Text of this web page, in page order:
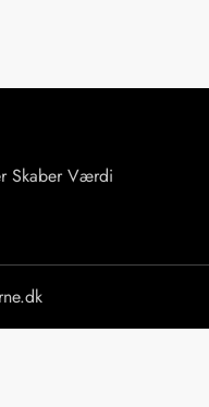
Skaber Værdi